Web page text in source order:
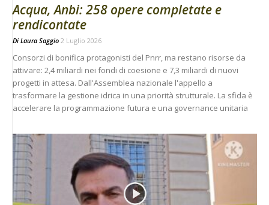
Acqua, Anbi: 258 opere completate e
rendicontate
Di Laura Saggio 2 Luglio 2026
Consorzi di bonifica protagonisti del Pnrr, ma restano risorse da
attivare: 2,4 miliardi nei fondi di coesione e 7,3 miliardi di nuovi
progetti in attesa. Dall'Assemblea nazionale l'appello a
trasformare la gestione idrica in una priorità strutturale. La sfida è
accelerare la programmazione futura e una governance unitaria